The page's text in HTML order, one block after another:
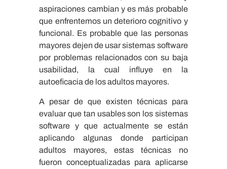
aspiraciones cambian y es más probable
que enfrentemos un deterioro cognitivo y
funcional. Es probable que las personas
mayores dejen de usar sistemas software
por problemas relacionados con su baja
usabilidad, la cual influye en la
autoeficacia de los adultos mayores.
A pesar de que existen técnicas para
evaluar que tan usables son los sistemas
software y que actualmente se están
aplicando algunas donde participan
adultos mayores, estas técnicas no
fueron conceptualizadas para aplicarse